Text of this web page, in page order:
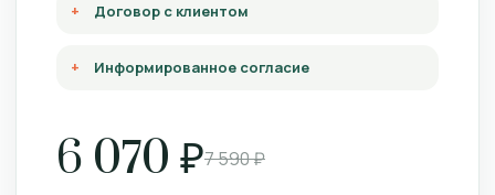
Договор с клиентом
Информированное согласие
6 070 ₽7 590 ₽